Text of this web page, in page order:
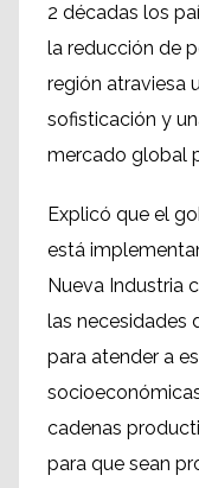
2 décadas los
la reducción de
región atraviesa
sofisticación y
mercado global
Explicó que el
está
Nueva Industria
las necesidades
para atender a
cadenas
para que sean